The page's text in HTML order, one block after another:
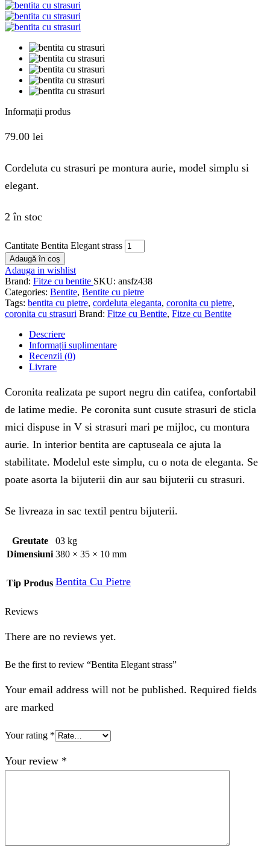
Informații produs
79.00 lei
Cordeluta cu strasuri pe montura aurie, model simplu si
elegant.
2 în stoc
Cantitate Bentita Elegant strass
Adaugă în coș
Adauga in wishlist
Brand: Fitze cu bentite SKU: ansfz438
Categories: Bentite, Bentite cu pietre
Tags: bentita cu pietre, cordeluta eleganta, coronita cu pietre,
coronita cu strasuri Brand: Fitze cu Bentite, Fitze cu Bentite
Descriere
Informații suplimentare
Recenzii (0)
Livrare
Coronita realizata pe suport negru din catifea, confortabil
de latime medie. Pe coronita sunt cusute strasuri de sticla
mici dispuse in V si strasuri mari pe mijloc, cu montura
aurie. In interior bentita are captuseala ce ajuta la
stabilitate. Modelul este simplu, cu o nota de eleganta. Se
poate asorta la bijuterii din aur sau bijuterii cu strasuri.
Se livreaza in sac textil pentru bijuterii.
Greutate
03 kg
Dimensiuni 380 × 35 × 10 mm
Tip Produs Bentita Cu Pietre
Reviews
There are no reviews yet.
Be the first to review “Bentita Elegant strass”
Your email address will not be published. Required fields
are marked
Your rating *
Your review *